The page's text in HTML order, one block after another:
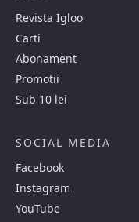
Revista Igloo
Carti
Abonament
Promotii
Sub 10 lei
SOCIAL MEDIA
Facebook
Instagram
YouTube